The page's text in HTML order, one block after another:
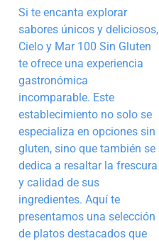
Si te encanta explorar
sabores únicos y deliciosos,
Cielo y Mar 100 Sin Gluten
te ofrece una experiencia
gastronómica
incomparable. Este
establecimiento no solo se
especializa en opciones sin
gluten, sino que también se
dedica a resaltar la frescura
y calidad de sus
ingredientes. Aquí te
presentamos una selección
de platos destacados que